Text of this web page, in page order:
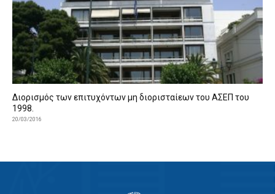
Διορισμός των επιτυχόντων μη διορισταίεων του ΑΣΕΠ του
1998.
20/03/2016